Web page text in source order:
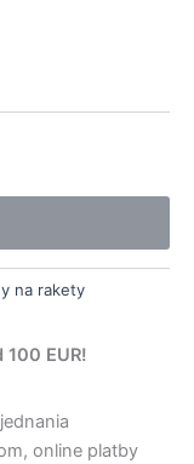
na rakety
EUR!
online platby